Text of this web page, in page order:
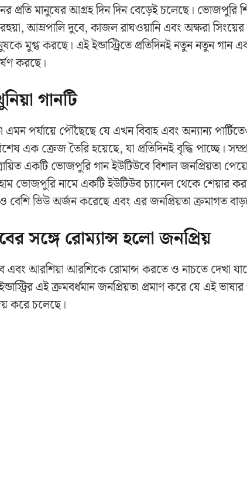
প্রতি মানুষের আগ্রহ দিন দিন বেড়েই চলেছে। ভোজপুরি
আম্রপালি দুবে, কাজল রাঘওয়ানি এবং অক্ষরা
মুগ্ধ করছে। এই ইন্ডাস্ট্রিতে প্রতিদিনই নতুন নতুন গান
করছে।
গানটি
পর্যায়ে পৌঁছেছে যে এখন বিবাহ এবং অন্যান্য
এক ক্রেজ তৈরি হয়েছে, যা প্রতিদিনই বৃদ্ধি পাচ্ছে।
একটি ভোজপুরি গান ইউটিউবে বিশাল জনপ্রিয়তা
হাম ভোজপুরি নামে একটি ইউটিউব চ্যানেল থেকে শেয়ার
বেশি ভিউ অর্জন করেছে এবং এর জনপ্রিয়তা ক্রমাগত
সঙ্গে রোম্যান্স হলো জনপ্রিয়
এবং আরশিয়া আরশিকে রোমান্স করতে ও নাচতে দেখা
এই ক্রমবর্ধমান জনপ্রিয়তা প্রমাণ করে যে এই
করে চলেছে।